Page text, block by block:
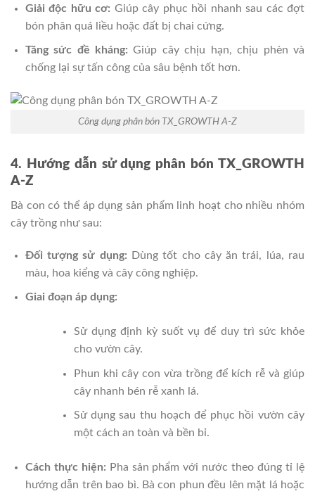
Giải độc hữu cơ: Giúp cây phục hồi nhanh sau các đợt
bón phân quá liều hoặc đất bị chai cứng.
Tăng sức đề kháng: Giúp cây chịu hạn, chịu phèn và
chống lại sự tấn công của sâu bệnh tốt hơn.
Công dụng phân bón TX_GROWTH A-Z
4. Hướng dẫn sử dụng phân bón TX_GROWTH
A-Z
Bà con có thể áp dụng sản phẩm linh hoạt cho nhiều nhóm
cây trồng như sau:
Đối tượng sử dụng: Dùng tốt cho cây ăn trái, lúa, rau
màu, hoa kiểng và cây công nghiệp.
Giai đoạn áp dụng:
Sử dụng định kỳ suốt vụ để duy trì sức khỏe
cho vườn cây.
Phun khi cây con vừa trồng để kích rễ và giúp
cây nhanh bén rễ xanh lá.
Sử dụng sau thu hoạch để phục hồi vườn cây
một cách an toàn và bền bỉ.
Cách thực hiện: Pha sản phẩm với nước theo đúng tỉ lệ
hướng dẫn trên bao bì. Bà con phun đều lên mặt lá hoặc